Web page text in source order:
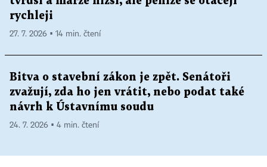
rychleji
27. 7. 2026 ▪ 14 min. čtení
Bitva o stavební zákon je zpět. Senátoři
zvažují, zda ho jen vrátit, nebo podat také
návrh k Ústavnímu soudu
24. 7. 2026 ▪ 4 min. čtení